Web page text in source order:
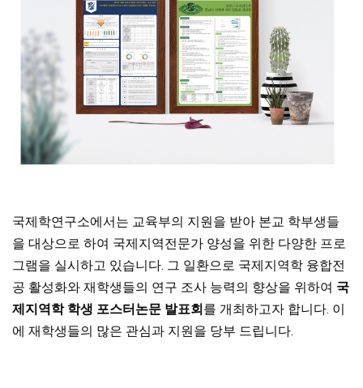
국제학연구소에서는 교육부의 지원을 받아 본교 학부생들
을 대상으로 하여 국제지역전문가 양성을 위한 다양한 프로
그램을 실시하고 있습니다. 그 일환으로 국제지역학 융합전
공 활성화와 재학생들의 연구 조사 능력의 향상을 위하여 국
제지역학 학생 포스터논문 발표회를 개최하고자 합니다. 이
에 재학생들의 많은 관심과 지원을 당부 드립니다.